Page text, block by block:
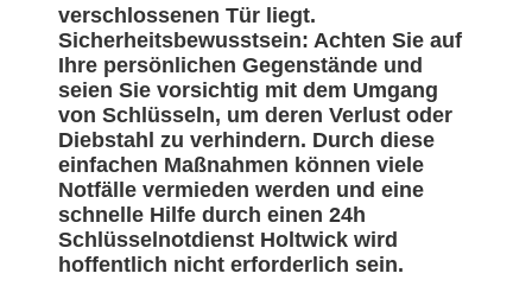
verschlossenen Tür liegt.
Sicherheitsbewusstsein: Achten Sie auf
Ihre persönlichen Gegenstände und
seien Sie vorsichtig mit dem Umgang
von Schlüsseln, um deren Verlust oder
Diebstahl zu verhindern. Durch diese
einfachen Maßnahmen können viele
Notfälle vermieden werden und eine
schnelle Hilfe durch einen 24h
Schlüsselnotdienst Holtwick wird
hoffentlich nicht erforderlich sein.